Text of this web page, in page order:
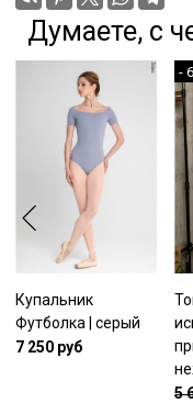
Думаете, с
Купальник
Футболка | серый
7 250 руб
-
5